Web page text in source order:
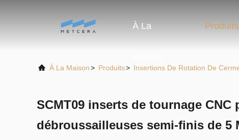
À La Produits
À La Maison> Produits> Insertions De Rotation De
SCMT09 inserts de tournage CNC
débroussailleuses semi-finis de 5